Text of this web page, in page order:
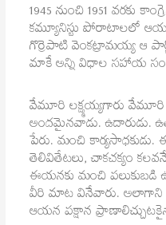
1945 నుంచి 1951 వరకు
కమ్యూనిస్టు పోరాటాలలో
గొర్రెపాటి వెంకట్రామయ్య ఆ
మాకే అన్ని విధాల సహాయ
వేమూరి లక్ష్మయ్యగారు
అందమైనవాడు. ఉదారుడు.
పేరు. మంచి
తెలివితేటలు, చాకచక్యం
ఈయనకు మంచి పలుకుబడి
వీరి మాట వినేవారు. అలాగాని
ఆయన పక్షాన